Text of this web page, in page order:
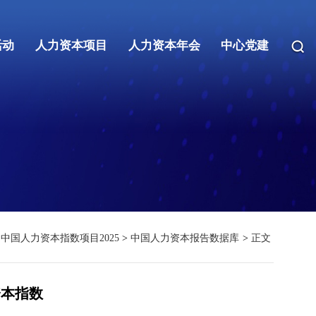
人力资本项目 人力资本年会 中心党建
中国人力资本指数项目2025 > 中国人力资本报告数据库 > 正文
指数